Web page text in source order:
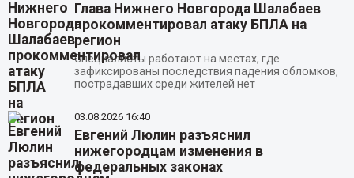
Глава Нижнего Новгорода Шалабаев
прокомментировал атаку БПЛА на
регион
Специалисты работают на местах, где
зафиксированы последствия падения обломков,
пострадавших среди жителей нет
03.08.2026 16:40
Евгений Люлин разъяснил
нижегородцам изменения в
федеральных законах